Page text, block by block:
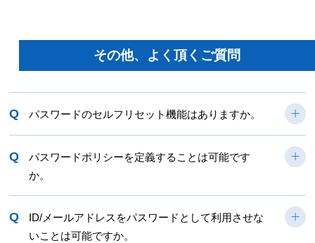
その他、よく頂くご質問
Q パスワードのセルフリセット機能はありますか。
Q
パスワードポリシーを定義することは可能です
か。
Q
ID/メールアドレスをパスワードとして利用させな
いことは可能ですか。